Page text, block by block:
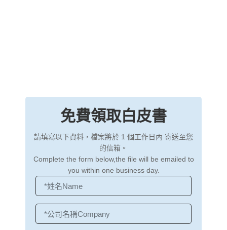
免費領取白皮書
請填寫以下資料，檔案將於 1 個工作日內 寄送至您
的信箱。
Complete the form below,the file will be emailed to
you within one business day.